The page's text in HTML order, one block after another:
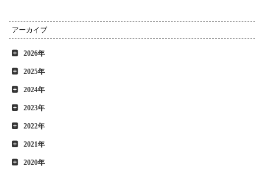
アーカイブ
2026年
2025年
2024年
2023年
2022年
2021年
2020年